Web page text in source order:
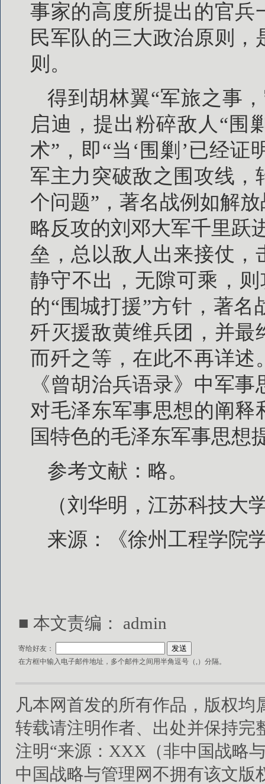
事家的高度所提出的官兵
民军队的三大政治原则
则。
得到胡林翼“军旅之事
启迪，提出粉碎敌人“围
术”，即“当‘围剿’已经
军主力突破敌之围攻线
个问题”，著名战例如解
略反攻的刘邓大军千里跃
垒，总以敌人出来接仗
静守不出，无隙可乘，
的“围城打援”方针，著
歼灭援敌黄维兵团，并最
而歼之等，在此不再详述
《曾胡治兵语录》中军
对毛泽东军事思想的阐
国特色的毛泽东军事思想
参考文献：略。
（刘华明，江苏科技大
来源：《徐州工程学院
■ 本文责编： admin
寄给好友：
在方框中输入电子邮件地址，多个邮件之间用半角逗号（,）分隔。
凡本网首发的所有作品，版权
转载请注明作者、出处并保持完
注明“来源：XXX（非中国战略
中国战略与管理网不拥有该文